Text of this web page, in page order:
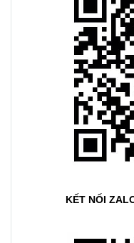
KẾT NỐI